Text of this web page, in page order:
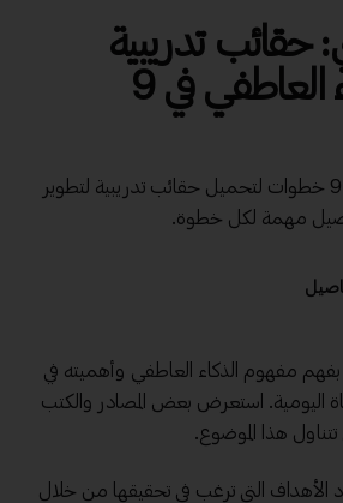
حقائب تدريبية
لتطوير الذكاء العاطفي في 9
إليكم قائمة مكونة من 9 خطوات لتحميل حقائب تدريبية لتطوير
مهمة لكل خطوة.
مفهوم الذكاء العاطفي وأهميته في
اليومية. استعرض بعض المصادر والكتب
تتناول هذا الموضوع.
الأهداف التي ترغب في تحقيقها من خلال